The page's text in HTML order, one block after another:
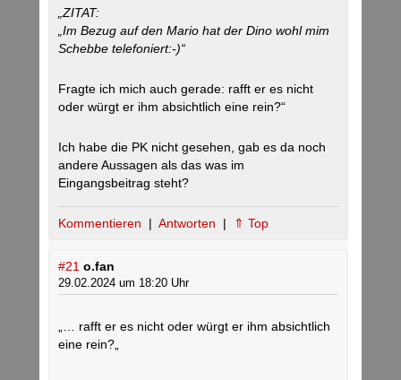
„ZITAT:
„Im Bezug auf den Mario hat der Dino wohl mim
Schebbe telefoniert:-)“
Fragte ich mich auch gerade: rafft er es nicht
oder würgt er ihm absichtlich eine rein?“
Ich habe die PK nicht gesehen, gab es da noch
andere Aussagen als das was im
Eingangsbeitrag steht?
Kommentieren | Antworten | ⇑ Top
#21 o.fan
29.02.2024 um 18:20 Uhr
„… rafft er es nicht oder würgt er ihm absichtlich
eine rein?„